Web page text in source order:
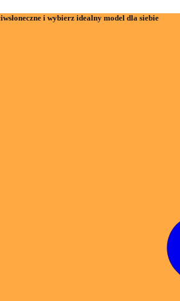
i wybierz idealny model dla siebie